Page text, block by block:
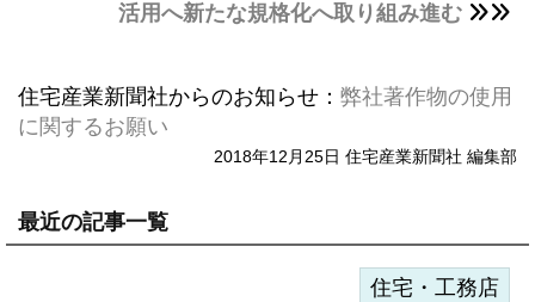
活用へ新たな規格化へ取り組み進む
住宅産業新聞社からのお知らせ： 弊社著作物の使用
に関するお願い
2018年12月25日 住宅産業新聞社 編集部
最近の記事一覧
住宅・工務店